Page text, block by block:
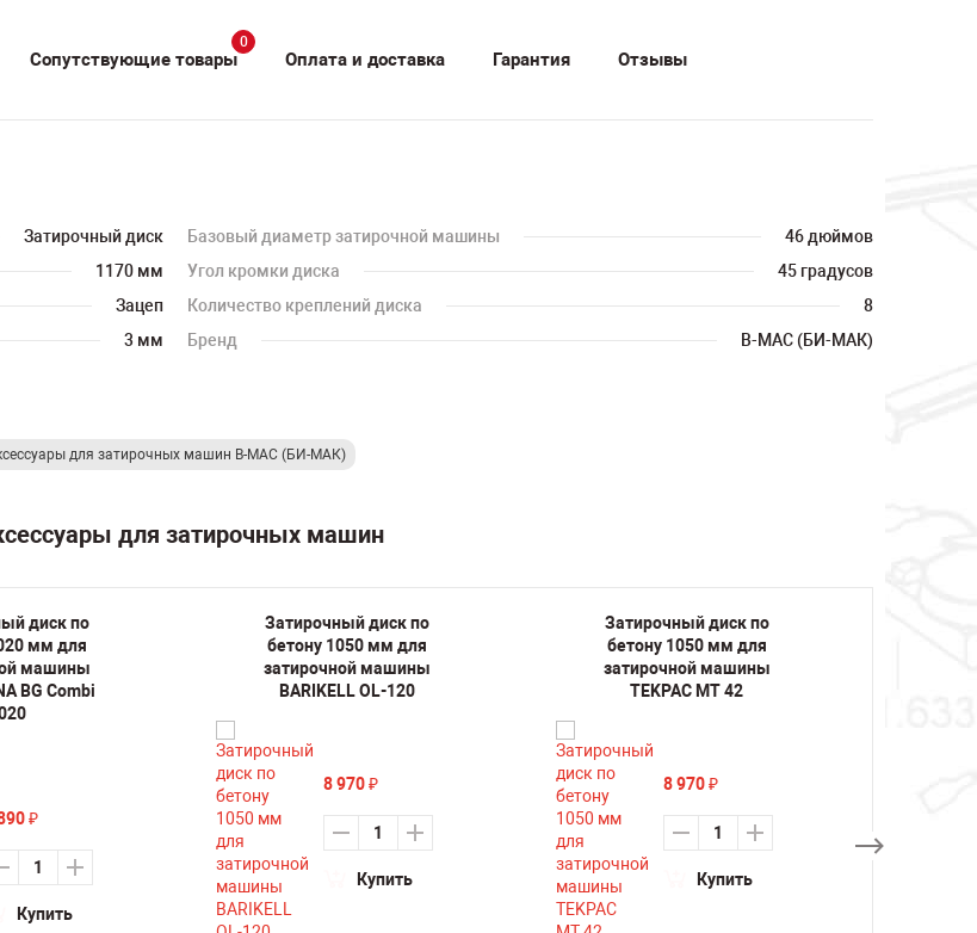
Сопутствующие товары
0
Оплата и доставка Гарантия Отзывы
Затирочный диск Базовый диаметр затирочной машины
46 дюймов
1170 мм Угол кромки диска
45 градусов
Зацеп Количество креплений диска
8
3 мм Бренд B-MAC (БИ-МАК)
для затирочных машин B-MAC (БИ-МАК)
для затирочных машин
диск по
мм для
машины
BG Combi
₽
Купить
Затирочный диск по
бетону 1050 мм для
затирочной машины
BARIKELL OL-120
8 970 ₽
Купить
Затирочный диск по
бетону 1050 мм для
затирочной машины
TEKPAC MT 42
8 970 ₽
Купить